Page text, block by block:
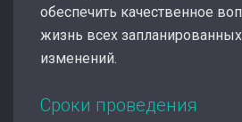
обеспечить качественное
жизнь всех запланированных
изменений.
Сроки проведения